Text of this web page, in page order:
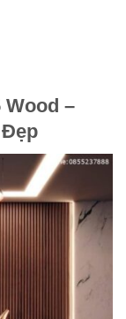
Wood –